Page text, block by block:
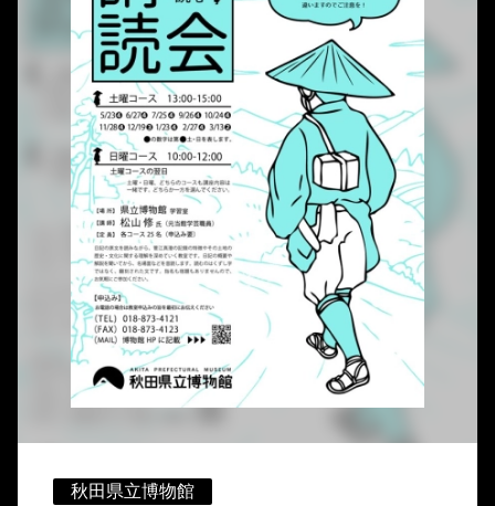
秋田県立博物館